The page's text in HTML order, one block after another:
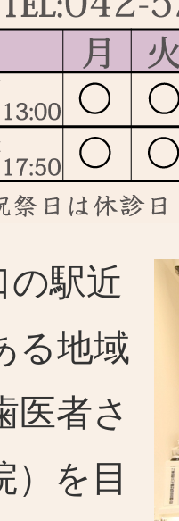
の駅近
る地域
医者さ
）を目